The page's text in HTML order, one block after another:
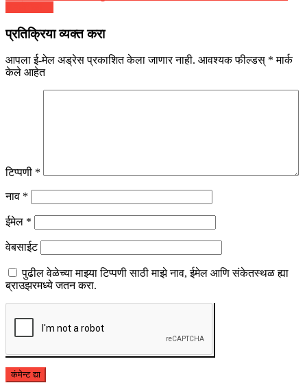
प्रतिक्रिया व्यक्त करा
आपला ई-मेल अड्रेस प्रकाशित केला जाणार नाही. आवश्यक फील्डस् * मार्क
केले आहेत
टिप्पणी *
नाव *
ईमेल *
वेबसाईट
पुढील वेळेच्या माझ्या टिप्पणी साठी माझे नाव, ईमेल आणि संकेतस्थळ ह्या
ब्राउझरमध्ये जतन करा.